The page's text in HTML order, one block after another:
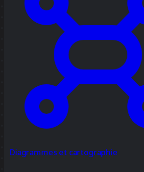
Diagrammes et cartographie